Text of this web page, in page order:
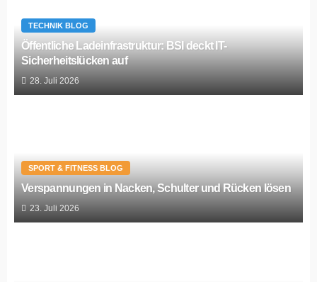
TECHNIK BLOG
Öffentliche Ladeinfrastruktur: BSI deckt IT-
Sicherheitslücken auf
28. Juli 2026
SPORT & FITNESS BLOG
Verspannungen in Nacken, Schulter und Rücken lösen
23. Juli 2026